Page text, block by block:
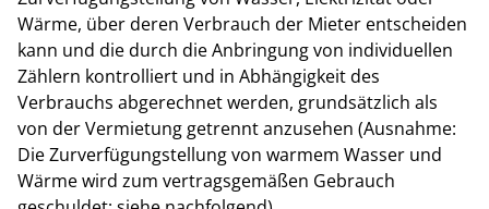
Wärme, über deren Verbrauch der Mieter entscheiden
kann und die durch die Anbringung von individuellen
Zählern kontrolliert und in Abhängigkeit des
Verbrauchs abgerechnet werden, grundsätzlich als
von der Vermietung getrennt anzusehen (Ausnahme:
Die Zurverfügungstellung von warmem Wasser und
Wärme wird zum vertragsgemäßen Gebrauch